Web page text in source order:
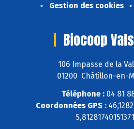
Gestion des cookies
Biocoop
106 Impasse de la
01200 Châtillon-en-
Téléphone :04 81
Coordonnées GPS :